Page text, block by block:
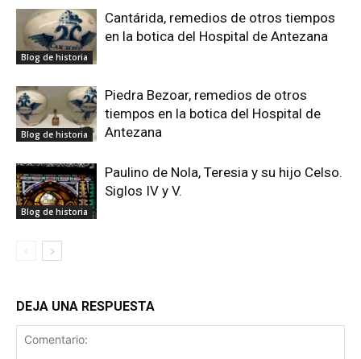
Blog de historia
Cantárida, remedios de otros tiempos
en la botica del Hospital de Antezana
Blog de historia
Piedra Bezoar, remedios de otros
tiempos en la botica del Hospital de
Antezana
Blog de historia
Paulino de Nola, Teresia y su hijo Celso.
Siglos IV y V.
DEJA UNA RESPUESTA